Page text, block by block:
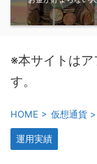
※本サイトはア
す。
HOME > 仮想通貨 >
運用実績